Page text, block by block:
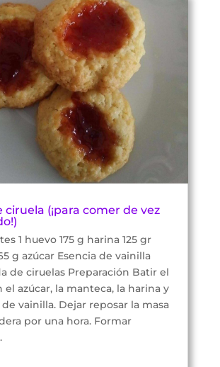
ciruela (¡para comer de vez
1 huevo 175 g harina 125 gr
g azúcar Esencia de vainilla
de ciruelas Preparación Batir el
el azúcar, la manteca, la harina y
vainilla. Dejar reposar la masa
por una hora. Formar